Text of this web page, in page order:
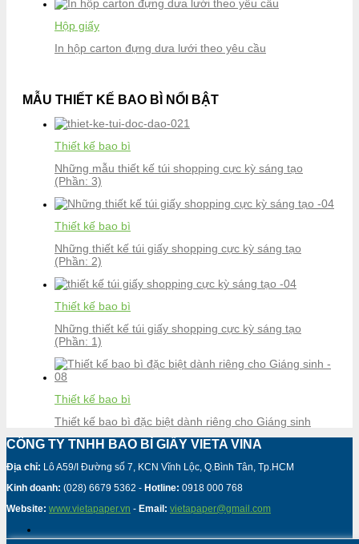
Hộp giấy
In hộp carton đựng dưa lưới theo yêu cầu
MẪU THIẾT KẾ BAO BÌ NỔI BẬT
Thiết kế bao bì
Những mẫu thiết kế túi shopping cực kỳ sáng tạo
(Phần: 3)
Thiết kế bao bì
Những thiết kế túi giấy shopping cực kỳ sáng tạo
(Phần: 2)
Thiết kế bao bì
Những thiết kế túi giấy shopping cực kỳ sáng tạo
(Phần: 1)
Thiết kế bao bì
Thiết kế bao bì đặc biệt dành riêng cho Giáng sinh
CÔNG TY TNHH BAO BÌ GIẤY VIETA VINA
Địa chỉ: Lô A59/I Đường số 7, KCN Vĩnh Lộc, Q.Bình Tân, Tp.HCM
Kinh doanh: (028) 6679 5362 - Hotline: 0918 000 768
Website: www.vietapaper.vn - Email: vietapaper@gmail.com